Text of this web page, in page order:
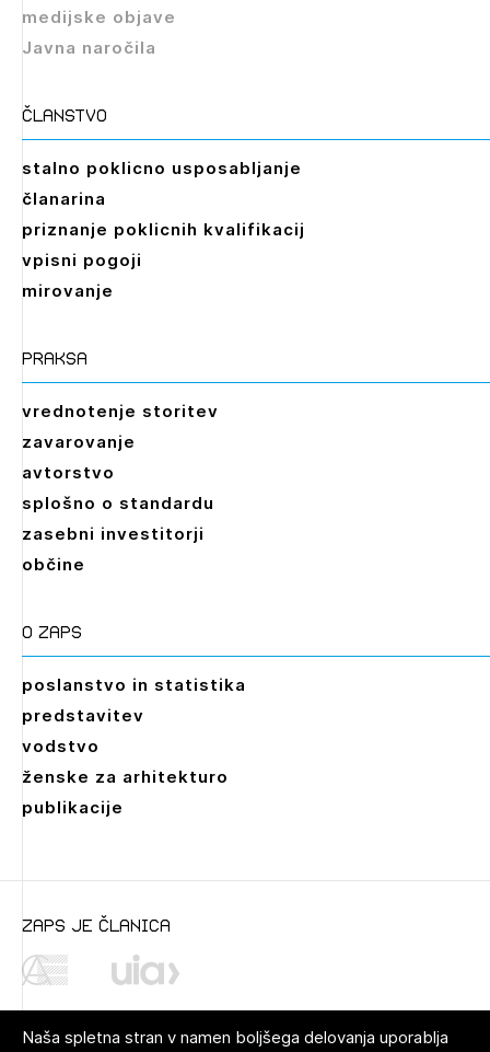
medijske objave
Javna naročila
članstvo
stalno poklicno usposabljanje
članarina
priznanje poklicnih kvalifikacij
vpisni pogoji
mirovanje
praksa
vrednotenje storitev
zavarovanje
avtorstvo
splošno o standardu
zasebni investitorji
občine
O zaps
poslanstvo in statistika
predstavitev
vodstvo
ženske za arhitekturo
publikacije
zaps je članica
Naša spletna stran v namen boljšega delovanja uporablja